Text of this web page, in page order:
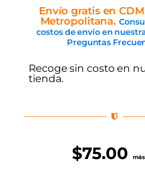
Envío gratis en
Metropolitana.
costos de envío en
Preguntas
Recoge sin costo en
tienda.
$75.00